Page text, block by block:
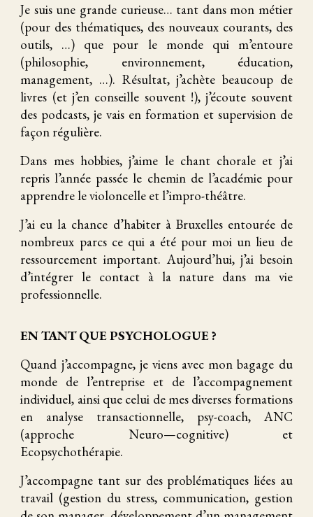
Je suis une grande curieuse… tant dans mon métier
(pour des thématiques, des nouveaux courants, des
outils, …) que pour le monde qui m’entoure
(philosophie, environnement, éducation,
management, …). Résultat, j’achète beaucoup de
livres (et j’en conseille souvent !), j’écoute souvent
des podcasts, je vais en formation et supervision de
façon régulière.
Dans mes hobbies, j’aime le chant chorale et j’ai
repris l’année passée le chemin de l’académie pour
apprendre le violoncelle et l’impro-théâtre.
J’ai eu la chance d’habiter à Bruxelles entourée de
nombreux parcs ce qui a été pour moi un lieu de
ressourcement important. Aujourd’hui, j’ai besoin
d’intégrer le contact à la nature dans ma vie
professionnelle.
EN TANT QUE PSYCHOLOGUE ?
Quand j’accompagne, je viens avec mon bagage du
monde de l’entreprise et de l’accompagnement
individuel, ainsi que celui de mes diverses formations
en analyse transactionnelle, psy-coach, ANC
(approche Neuro—cognitive) et
Ecopsychothérapie.
J’accompagne tant sur des problématiques liées au
travail (gestion du stress, communication, gestion